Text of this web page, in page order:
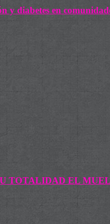
y diabetes en
TOTALIDAD EL